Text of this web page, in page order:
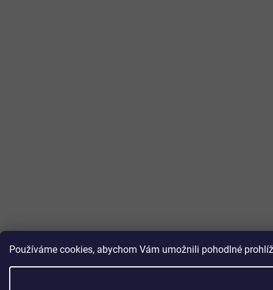
Používáme cookies, abychom Vám umožnili pohodlné